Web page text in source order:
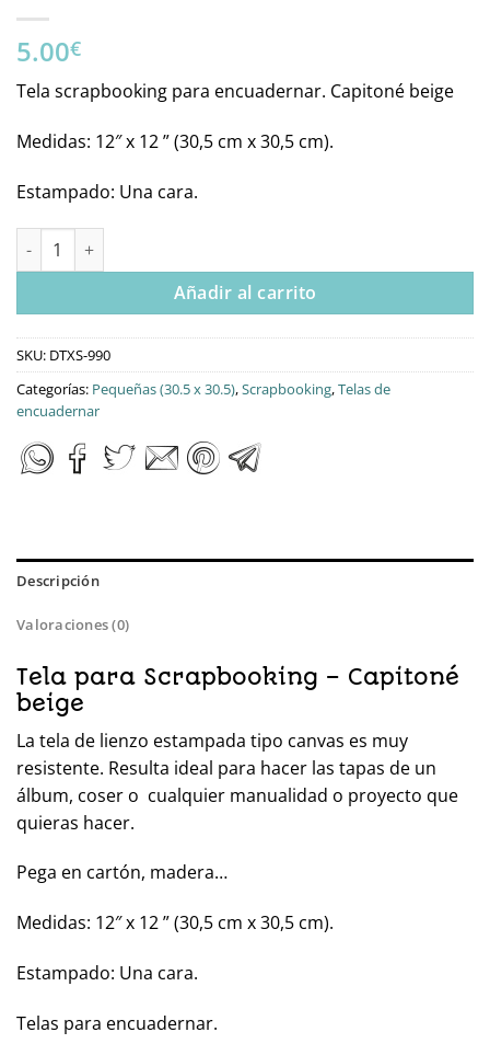
5.00€
Tela scrapbooking para encuadernar. Capitoné beige
Medidas: 12″ x 12 ” (30,5 cm x 30,5 cm).
Estampado: Una cara.
DTXS-990 – Tela para Scrapbooking – Capitoné beige cantidad
Añadir al carrito
SKU: DTXS-990
Categorías: Pequeñas (30.5 x 30.5),Scrapbooking,Telas de
encuadernar
Descripción
Valoraciones (0)
Tela para Scrapbooking – Capitoné
beige
La tela de lienzo estampada tipo canvas es muy
resistente. Resulta ideal para hacer las tapas de un
álbum, coser o cualquier manualidad o proyecto que
quieras hacer.
Pega en cartón, madera…
Medidas: 12″ x 12 ” (30,5 cm x 30,5 cm).
Estampado: Una cara.
Telas para encuadernar.